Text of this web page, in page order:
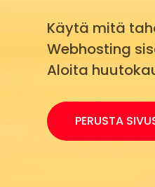
Käytä mitä
Webhosting
Aloita
PERUSTA